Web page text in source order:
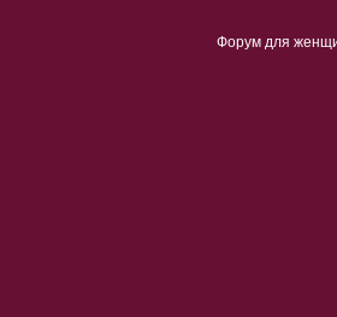
Форум для